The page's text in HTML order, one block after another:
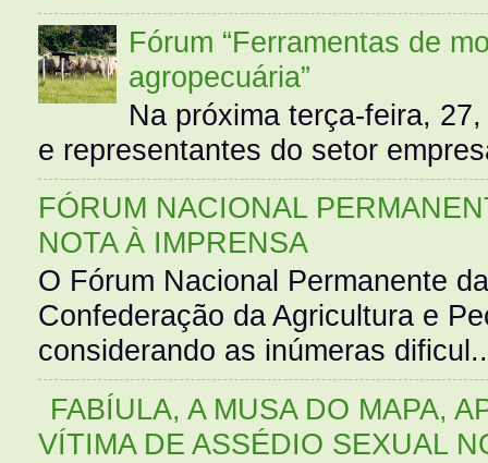
Fórum “Ferramentas de
agropecuária”
Na próxima terça-feira,
e representantes do setor
FÓRUM NACIONAL
NOTA À IMPRENSA
O Fórum Nacional Permanente
Confederação da Agricultura e
considerando as inúmeras
FABÍULA, A MUSA DO MAPA,
VÍTIMA DE ASSÉDIO SEXUAL